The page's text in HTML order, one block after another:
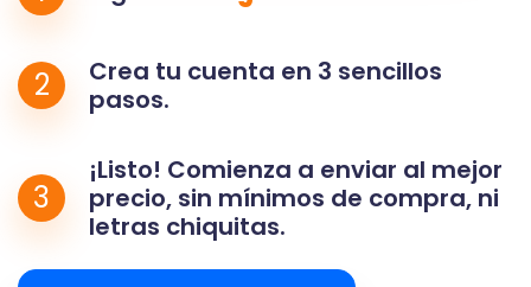
2
Crea tu cuenta en 3 sencillos
pasos.
3
¡Listo! Comienza a enviar al mejor
precio, sin mínimos de compra, ni
letras chiquitas.